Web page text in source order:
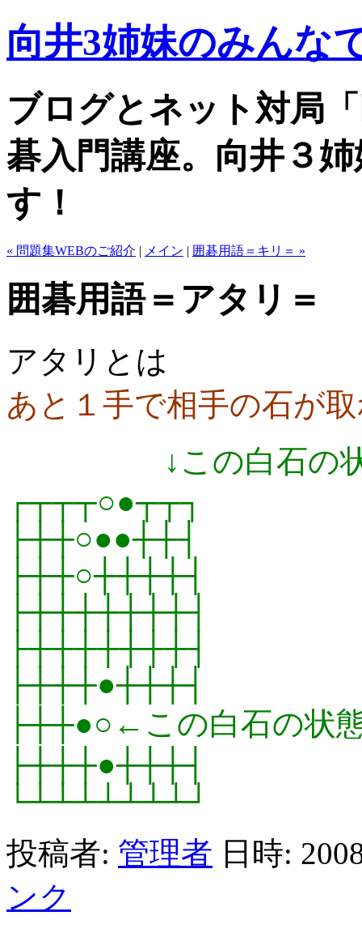
向井3姉妹のみんな
ブログとネット対局
碁入門講座。向井３
す！
« 問題集WEBのご紹介 | メイン | 囲碁用語＝キリ＝ »
囲碁用語＝アタリ＝
アタリとは
あと１手で相手の石が
↓この白石の状
┌┬┬┬○●┬┬┐
├┼┼○●●┼┼┤
├┼┼○┼┼┼┼┤
├┼┼┼┼┼┼┼┤
├┼┼┼┼┼┼┼┤
├┼┼┼●┼┼┼┤
├┼┼●○←この白石の状
├┼┼┼●┼┼┼┤
└┴┴┴┴┴┴┴┘
投稿者: 管理者 日時:
ンク